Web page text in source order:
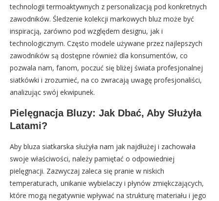
technologii termoaktywnych z personalizacją pod konkretnych
zawodników. Śledzenie kolekcji markowych bluz może być
inspiracją, zarówno pod względem designu, jak i
technologicznym. Często modele używane przez najlepszych
zawodników są dostępne również dla konsumentów, co
pozwala nam, fanom, poczuć się bliżej świata profesjonalnej
siatkówki i zrozumieć, na co zwracają uwagę profesjonaliści,
analizując swój ekwipunek.
Pielęgnacja Bluzy: Jak Dbać, Aby Służyła
Latami?
Aby bluza siatkarska służyła nam jak najdłużej i zachowała
swoje właściwości, należy pamiętać o odpowiedniej
pielęgnacji. Zazwyczaj zaleca się pranie w niskich
temperaturach, unikanie wybielaczy i płynów zmiękczających,
które mogą negatywnie wpływać na strukturę materiału i jego